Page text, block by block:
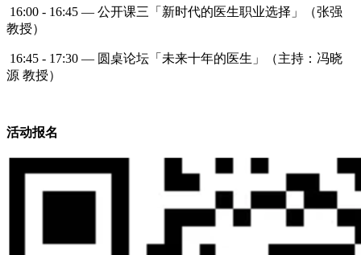
16:00 - 16:45 — 公开课三「新时代的医生职业选择」（张强
教授）
16:45 - 17:30 — 圆桌论坛「未来十年的医生」（主持：冯晓
源 教授）
活动报名